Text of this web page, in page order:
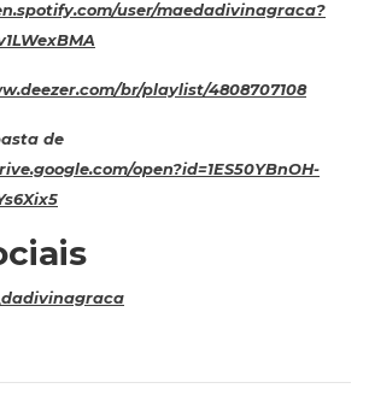
user/maedadivinagraca?
br/playlist/4808707108
de
open?id=1ES50YBnOH-